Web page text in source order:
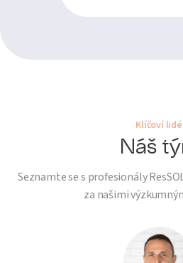
Klíčoví lidé
Náš
Seznamte se s profesionály
za našimi